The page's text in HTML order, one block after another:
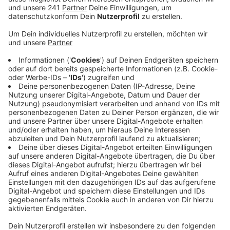
Berg ermittelt.
Freitag, 12.01.2024 15:34
Die Mietpreise unterscheiden sich stark. Je nach
Wohnungsart und -lage. Am teuersten ist ein
Quadratmeter in Neubauten in guten Wohnlagen: bis zu
12,10 Euro müssen Mieter in Bergisch Gladbach und
Umgebung hier zahlen. Allerdings hat es laut Haus und
Grund Rhein-Berg weniger Mieterhöhungen gegeben:
schließlich wüssten auch die Vermieter, dass die
gestiegenen Nebenkosten die Mieter schon zusätzlich
belasten.
Am wenigsten kosten in Bergisch Gladbach Altbauten